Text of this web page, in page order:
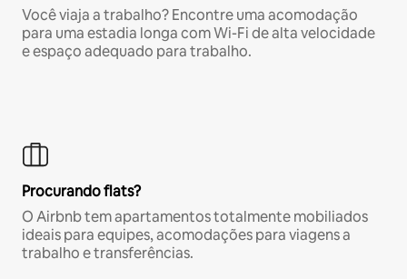
Você viaja a trabalho? Encontre uma acomodação
para uma estadia longa com Wi-Fi de alta velocidade
e espaço adequado para trabalho.
Procurando flats?
O Airbnb tem apartamentos totalmente mobiliados
ideais para equipes, acomodações para viagens a
trabalho e transferências.